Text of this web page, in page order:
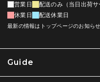
Guide
営業日
配送のみ（当日出荷サ
休業日
配送休業日
最新の情報はトップページのお知ら